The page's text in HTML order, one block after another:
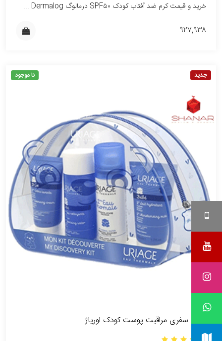
خرید و قیمت کرم ضد آفتاب کودک SPF۵۰ درمالوگ Dermalog ...
۹۲۷,۹۳۸
جدید نا موجود
پکیج سفری مراقبت پوست کودک اوریاژ